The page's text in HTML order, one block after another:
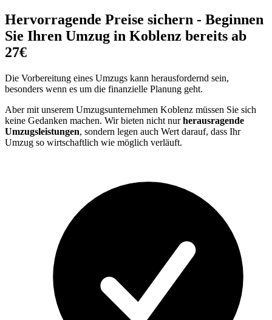
Hervorragende Preise sichern - Beginnen
Sie Ihren Umzug in Koblenz bereits ab
27€
Die Vorbereitung eines Umzugs kann herausfordernd sein,
besonders wenn es um die finanzielle Planung geht.
Aber mit unserem Umzugsunternehmen Koblenz müssen Sie sich
keine Gedanken machen. Wir bieten nicht nurherausragende
Umzugsleistungen, sondern legen auch Wert darauf, dass Ihr
Umzug so wirtschaftlich wie möglich verläuft.